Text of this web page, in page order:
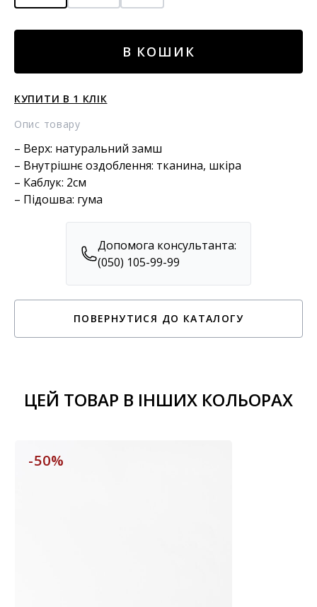
кількість
В КОШИК
КУПИТИ В 1 КЛІК
Опис товару
– Верх: натуральний замш
– Внутрішнє оздоблення: тканина, шкіра
– Каблук: 2см
– Підошва: гума
Допомога консультанта:
(050) 105-99-99
ПОВЕРНУТИСЯ ДО КАТАЛОГУ
ЦЕЙ ТОВАР В ІНШИХ КОЛЬОРАХ
-50%